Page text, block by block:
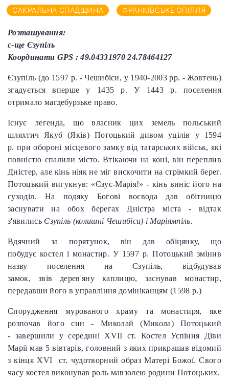
САКРАЛЬНА СПАДЩИНА ФРАНКІВСЬКЕ ОПІЛЛЯ
Розташування:
с-ще Єзупіль
Координати GPS : 49.04331970 24.78464127
Єзупіль (до 1597 р. - Чешибіси, у 1940-2003 рр. - Жовтень)
згадується вперше у 1435 р. У 1443 р. поселення
отримало магдебурзьке право.
Існує легенда, що власник цих земель польський
шляхтич Якуб (Яків) Потоцький дивом уцілів у 1594
р. при обороні місцевого замку від татарських військ, які
повністю спалили місто. Втікаючи на коні, він переплив
Дністер, але кінь ніяк не міг вискочити на стрімкий берег.
Потоцький вигукнув: «Єзус-Марія!» - кінь виніс його на
суходіл. На подяку Богові воєвода дав обітницю
заснувати на обох берегах Дністра міста - відтак
з'явились Єзупіль (колишні Чешибіси) і Маріямпіль.
Вдячний за порятунок, він дав обіцянку, що
побудує костел і монастир. У 1597 р. Потоцький змінив
назву поселення на Єзупіль, відбудував
замок, звів дерев'яну каплицю, заснував монастир,
передавши його в управління домініканцям (1598 р.)
Спорудження мурованого храму та монастиря, яке
розпочав його син - Миколай (Микола) Потоцький
- завершили у середині XVII ст. Костел Успіння Діви
Марії мав 5 вівтарів, головний з яких прикрашав відомий
з кінця XVI ст. чудотворний образ Матері Божої. Свого
часу костел виконував роль мавзолею родини Потоцьких.